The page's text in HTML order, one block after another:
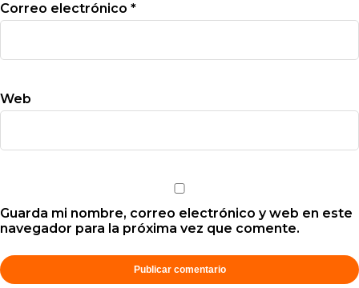
Correo electrónico *
Web
Guarda mi nombre, correo electrónico y web en este
navegador para la próxima vez que comente.